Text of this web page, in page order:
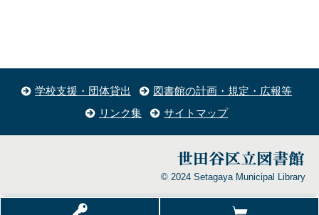
学校支援・団体貸出
図書館の計画・規定・広報等
リンク集
サイトマップ
© 2024 Setagaya Municipal Library